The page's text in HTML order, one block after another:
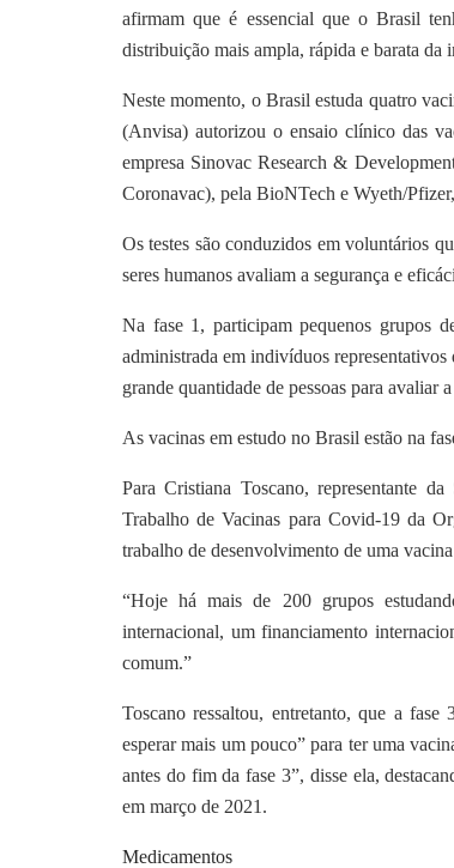
afirmam que é essencial que o Brasil
distribuição mais ampla, rápida e barata da
Neste momento, o Brasil estuda quatro
(Anvisa) autorizou o ensaio clínico das
empresa Sinovac Research &
Coronavac), pela BioNTech e Wyeth/
Os testes são conduzidos em voluntários
seres humanos avaliam a segurança e
Na fase 1, participam pequenos grupos
administrada em indivíduos
grande quantidade de pessoas para avaliar
As vacinas em estudo no Brasil estão na
Para Cristiana Toscano, representante
Trabalho de Vacinas para Covid-19 da
trabalho de desenvolvimento de uma vacina
“Hoje há mais de 200 grupos
internacional, um financiamento
comum.”
Toscano ressaltou, entretanto, que a
esperar mais um pouco” para ter uma
antes do fim da fase 3”, disse ela,
em março de 2021.
Medicamentos